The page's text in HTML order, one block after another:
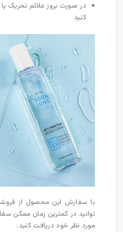
در صورت بروز علائم تحریک
کنید
با سفارش این محصول از
توانید در کمترین زمان ممکن
مورد نظر خود دریافت کنید.